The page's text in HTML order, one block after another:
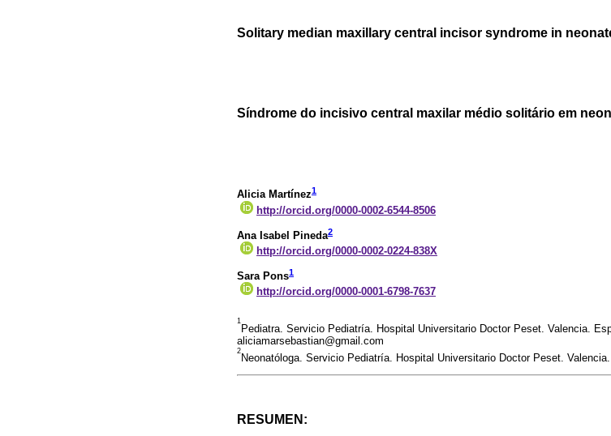
Solitary median maxillary central incisor syndrome in
Síndrome do incisivo central maxilar médio solitário em
Alicia Martínez1
http://orcid.org/0000-0002-6544-8506
Ana Isabel Pineda2
http://orcid.org/0000-0002-0224-838X
Sara Pons1
http://orcid.org/0000-0001-6798-7637
1
Pediatra. Servicio Pediatría. Hospital Universitario Doctor Peset. Valencia.
aliciamarsebastian@gmail.com
2
Neonatóloga. Servicio Pediatría. Hospital Universitario Doctor Peset. Valencia.
RESUMEN: